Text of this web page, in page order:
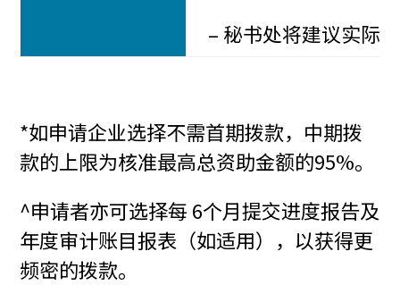
– 秘书处将建议实际
*如申请企业选择不需首期拨款，中期拨
款的上限为核准最高总资助金额的95%。
^申请者亦可选择每 6个月提交进度报告及
年度审计账目报表（如适用），以获得更
频密的拨款。